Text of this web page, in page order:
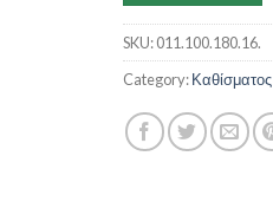
SKU:011.100.180.16.
Category:Καθίσματος